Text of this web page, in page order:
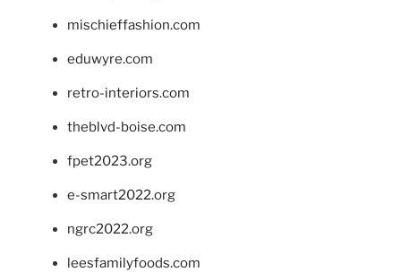
mischieffashion.com
eduwyre.com
retro-interiors.com
theblvd-boise.com
fpet2023.org
e-smart2022.org
ngrc2022.org
leesfamilyfoods.com